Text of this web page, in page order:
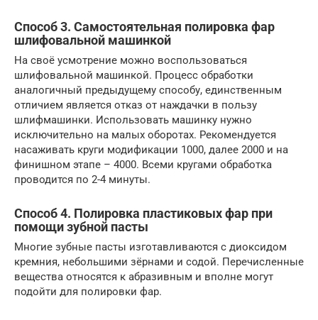
Способ 3. Самостоятельная полировка фар
шлифовальной машинкой
На своё усмотрение можно воспользоваться
шлифовальной машинкой. Процесс обработки
аналогичный предыдущему способу, единственным
отличием является отказ от наждачки в пользу
шлифмашинки. Использовать машинку нужно
исключительно на малых оборотах. Рекомендуется
насаживать круги модификации 1000, далее 2000 и на
финишном этапе – 4000. Всеми кругами обработка
проводится по 2-4 минуты.
Способ 4. Полировка пластиковых фар при
помощи зубной пасты
Многие зубные пасты изготавливаются с диоксидом
кремния, небольшими зёрнами и содой. Перечисленные
вещества относятся к абразивным и вполне могут
подойти для полировки фар.